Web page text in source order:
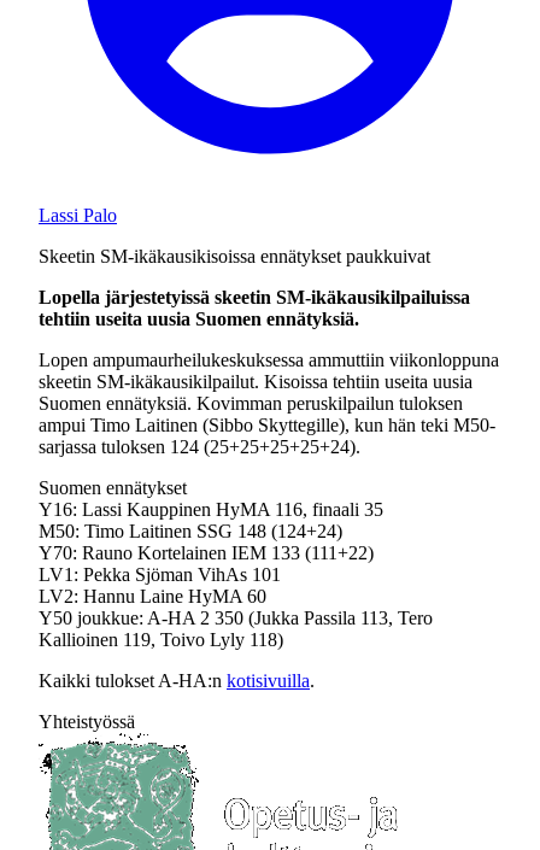
Lassi Palo
Skeetin SM-ikäkausikisoissa ennätykset paukkuivat
Lopella järjestetyissä skeetin SM-ikäkausikilpailuissa
tehtiin useita uusia Suomen ennätyksiä.
Lopen ampumaurheilukeskuksessa ammuttiin viikonloppuna
skeetin SM-ikäkausikilpailut. Kisoissa tehtiin useita uusia
Suomen ennätyksiä. Kovimman peruskilpailun tuloksen
ampui Timo Laitinen (Sibbo Skyttegille), kun hän teki M50-
sarjassa tuloksen 124 (25+25+25+25+24).
Suomen ennätykset
Y16: Lassi Kauppinen HyMA 116, finaali 35
M50: Timo Laitinen SSG 148 (124+24)
Y70: Rauno Kortelainen IEM 133 (111+22)
LV1: Pekka Sjöman VihAs 101
LV2: Hannu Laine HyMA 60
Y50 joukkue: A-HA 2 350 (Jukka Passila 113, Tero
Kallioinen 119, Toivo Lyly 118)
Kaikki tulokset A-HA:n kotisivuilla.
Yhteistyössä